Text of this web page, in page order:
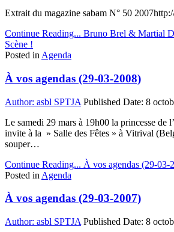
Extrait du magazine sabam N° 50
Continue Reading... Bruno Brel & Martial
Scène !
Posted in Agenda
À vos agendas (29-03-2008)
Author: asbl SPTJA Published Date: 8
Le samedi 29 mars à 19h00 la princesse de
invite à la » Salle des Fêtes » à Vitrival
souper…
Continue Reading... À vos agendas (29-03-
Posted in Agenda
À vos agendas (29-03-2007)
Author: asbl SPTJA Published Date: 8